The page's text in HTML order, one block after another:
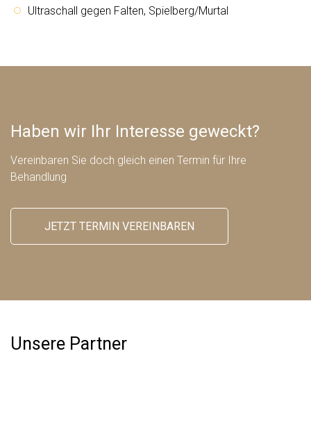
Ultraschall gegen Falten, Spielberg/Murtal
Haben wir Ihr Interesse geweckt?
Vereinbaren Sie doch gleich einen Termin für Ihre
Behandlung
JETZT TERMIN VEREINBAREN
Unsere Partner